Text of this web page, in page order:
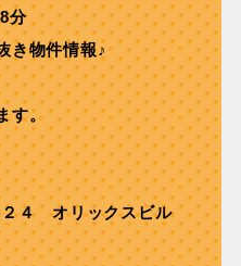
分
き物件情報♪
す。
２４ オリックスビル